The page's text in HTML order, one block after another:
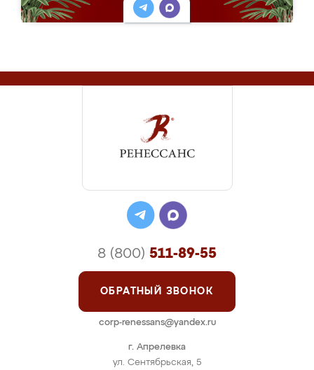
г. Апрелевка
ул. Сентябрьская, 5
8 (800) 511-89-55
ОБРАТНЫЙ ЗВОНОК
corp-renessans@yandex.ru